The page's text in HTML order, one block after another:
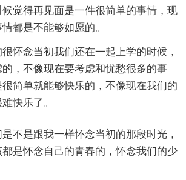
觉得再见面是一件很简单的事情，现
都是不能够如愿的。
怀念当初我们还在一起上学的时候，
，不像现在要考虑和忧愁很多的事
简单就能够快乐的，不像现在我们的
快乐了。
不是跟我一样怀念当初的那段时光，
是怀念自己的青春的，怀念我们的少